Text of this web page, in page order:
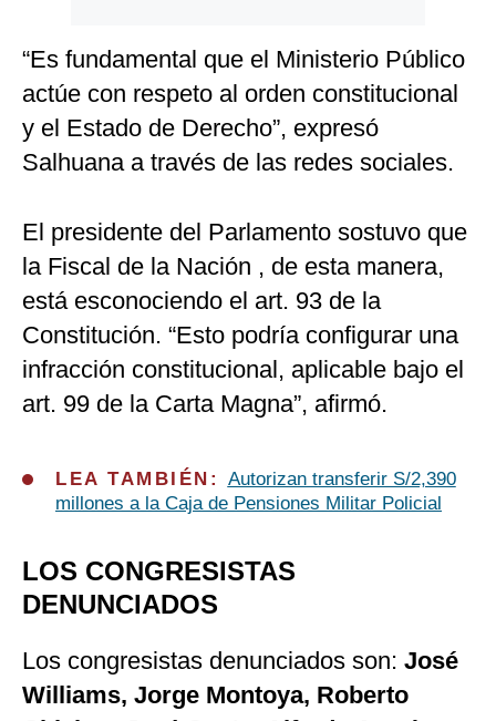
“Es fundamental que el Ministerio Público
actúe con respeto al orden constitucional
y el Estado de Derecho”, expresó
Salhuana a través de las redes sociales.
El presidente del Parlamento sostuvo que
la Fiscal de la Nación , de esta manera,
está esconociendo el art. 93 de la
Constitución. “Esto podría configurar una
infracción constitucional, aplicable bajo el
art. 99 de la Carta Magna”, afirmó.
LEA TAMBIÉN: Autorizan transferir S/2,390
millones a la Caja de Pensiones Militar Policial
LOS CONGRESISTAS
DENUNCIADOS
Los congresistas denunciados son: José
Williams, Jorge Montoya, Roberto